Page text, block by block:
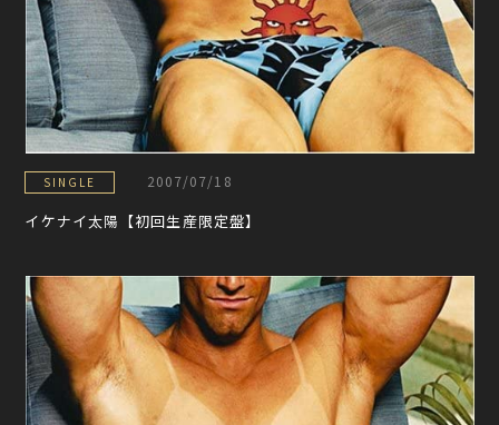
SINGLE 2007/07/18
イケナイ太陽【初回生産限定盤】